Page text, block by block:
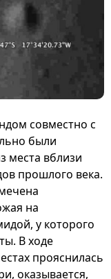
совместно с
были
места вблизи
прошлого века.
на
у которого
В ходе
прояснилась
оказывается,